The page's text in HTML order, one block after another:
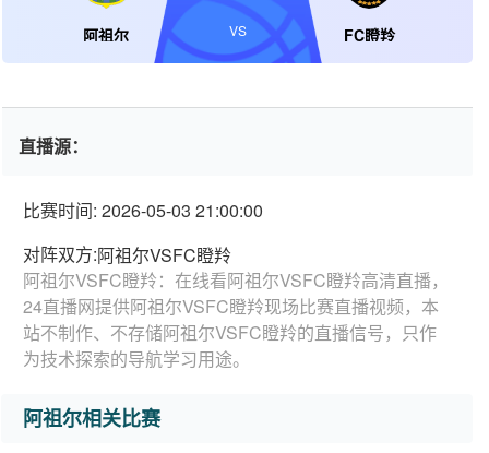
阿祖尔 FC瞪羚
VS
直播源：
比赛时间: 2026-05-03 21:00:00
对阵双方:阿祖尔VSFC瞪羚
阿祖尔VSFC瞪羚：在线看阿祖尔VSFC瞪羚高清直播，
24直播网提供阿祖尔VSFC瞪羚现场比赛直播视频，本
站不制作、不存储阿祖尔VSFC瞪羚的直播信号，只作
为技术探索的导航学习用途。
阿祖尔相关比赛